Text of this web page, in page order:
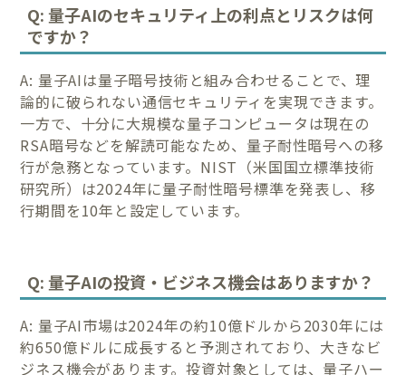
Q: 量子AIのセキュリティ上の利点とリスクは何
ですか？
A: 量子AIは量子暗号技術と組み合わせることで、理
論的に破られない通信セキュリティを実現できます。
一方で、十分に大規模な量子コンピュータは現在の
RSA暗号などを解読可能なため、量子耐性暗号への移
行が急務となっています。NIST（米国国立標準技術
研究所）は2024年に量子耐性暗号標準を発表し、移
行期間を10年と設定しています。
Q: 量子AIの投資・ビジネス機会はありますか？
A: 量子AI市場は2024年の約10億ドルから2030年には
約650億ドルに成長すると予測されており、大きなビ
ジネス機会があります。投資対象としては、量子ハー